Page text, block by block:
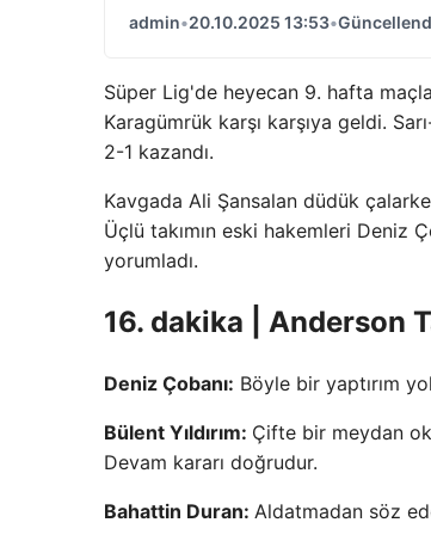
admin•20.10.2025 13:53•
Süper Lig'de heyecan 9. hafta
Karagümrük karşı karşıya geldi.
2-1 kazandı.
Kavgada Ali Şansalan düdük
Üçlü takımın eski hakemleri Deniz
yorumladı.
16. dakika | Anderson
Deniz Çobanı: Böyle bir yaptırım
Bülent Yıldırım: Çifte bir meydan
Devam kararı doğrudur.
Bahattin Duran: Aldatmadan söz